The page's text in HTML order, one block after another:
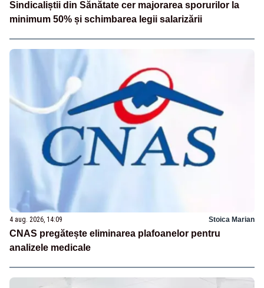
Sindicaliștii din Sănătate cer majorarea sporurilor la
minimum 50% și schimbarea legii salarizării
4 aug. 2026, 14:09 Stoica Marian
CNAS pregătește eliminarea plafoanelor pentru
analizele medicale